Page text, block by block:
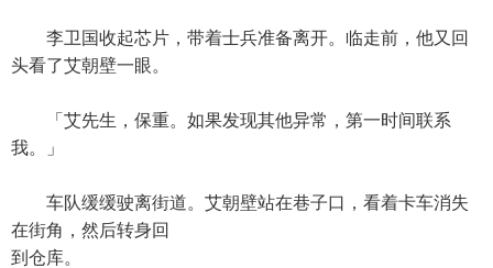
李卫国收起芯片，带着士兵准备离开。临走前，他又回
头看了艾朝壁一眼。
「艾先生，保重。如果发现其他异常，第一时间联系
我。」
车队缓缓驶离街道。艾朝壁站在巷子口，看着卡车消失
在街角，然后转身回
到仓库。